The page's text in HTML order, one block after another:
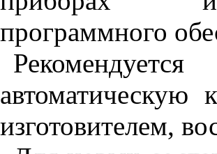
программного
автоматическую
изготовителем,